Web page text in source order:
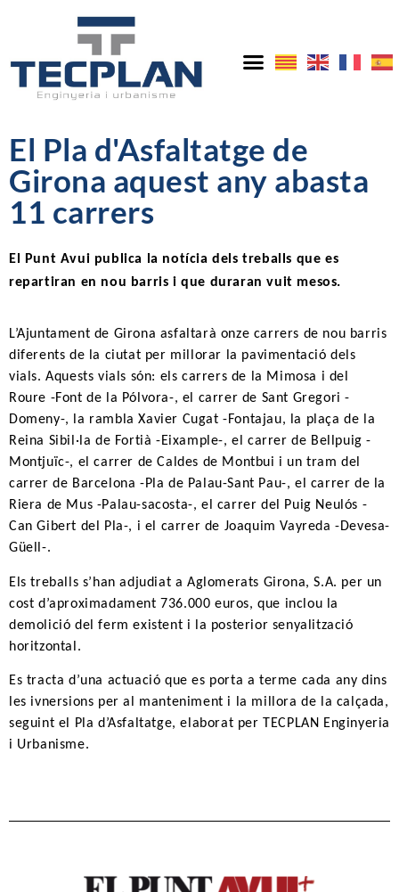
El Pla d'Asfaltatge de
Girona aquest any abasta
11 carrers
El Punt Avui publica la notícia dels treballs que es
repartiran en nou barris i que duraran vuit mesos.
L’Ajuntament de Girona asfaltarà onze carrers de nou barris
diferents de la ciutat per millorar la pavimentació dels
vials. Aquests vials són: els carrers de la Mimosa i del
Roure -Font de la Pólvora-, el carrer de Sant Gregori -
Domeny-, la rambla Xavier Cugat -Fontajau, la plaça de la
Reina Sibil·la de Fortià -Eixample-, el carrer de Bellpuig -
Montjuïc-, el carrer de Caldes de Montbui i un tram del
carrer de Barcelona -Pla de Palau-Sant Pau-, el carrer de la
Riera de Mus -Palau-sacosta-, el carrer del Puig Neulós -
Can Gibert del Pla-, i el carrer de Joaquim Vayreda -Devesa-
Güell-.
Els treballs s’han adjudiat a Aglomerats Girona, S.A. per un
cost d’aproximadament 736.000 euros, que inclou la
demolició del ferm existent i la posterior senyalització
horitzontal.
Es tracta d’una actuació que es porta a terme cada any dins
les ivnersions per al manteniment i la millora de la calçada,
seguint el Pla d’Asfaltatge, elaborat per TECPLAN Enginyeria
i Urbanisme.